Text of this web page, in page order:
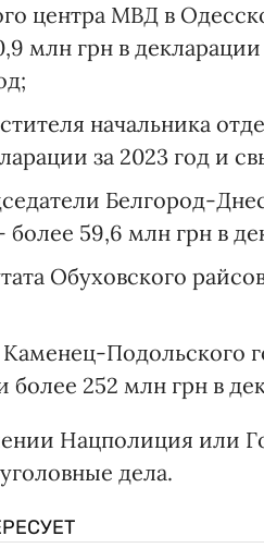
центра МВД в
млн грн в
начальника
за 2023 год и
Белгород-
более 59,6 млн грн в
Обуховского
Каменец-Подольского
более 252 млн грн в
Нацполиция или
дела.